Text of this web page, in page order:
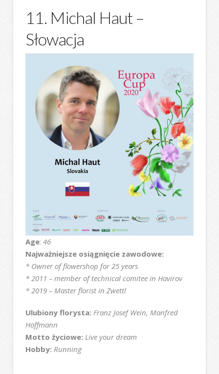
11. Michal Haut –
Słowacja
Age: 46
Najważniejsze osiągnięcie zawodowe:
* Owner of flowershop for 25 years
* 2011 – member of technical comitee in Havirov
* 2019 – Master florist in Zwettl
Ulubiony florysta: Franz Josef Wein, Manfred
Hoffmann
Motto życiowe: Live your dream
Hobby: Running